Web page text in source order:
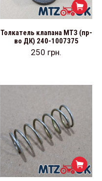
Толкатель клапана МТЗ (пр-
во ДК) 240-1007375
250 грн.